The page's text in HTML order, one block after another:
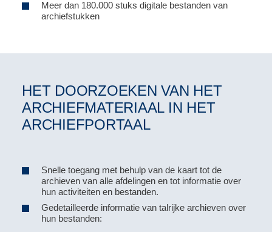
Meer dan 180.000 stuks digitale bestanden van
archiefstukken
HET DOORZOEKEN VAN HET
ARCHIEFMATERIAAL IN HET
ARCHIEFPORTAAL
Snelle toegang met behulp van de kaart tot de
archieven van alle afdelingen en tot informatie over
hun activiteiten en bestanden.
Gedetailleerde informatie van talrijke archieven over
hun bestanden: